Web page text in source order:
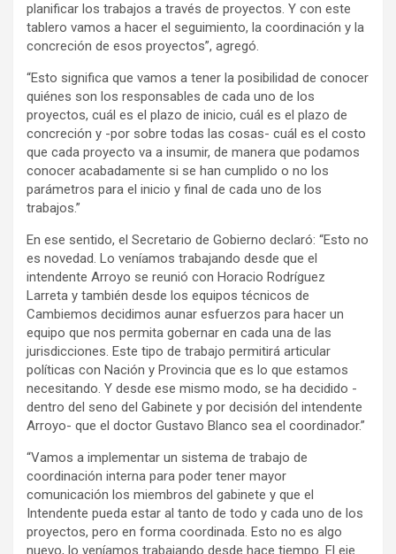
planificar los trabajos a través de proyectos. Y con este
tablero vamos a hacer el seguimiento, la coordinación y la
concreción de esos proyectos”, agregó.
“Esto significa que vamos a tener la posibilidad de conocer
quiénes son los responsables de cada uno de los
proyectos, cuál es el plazo de inicio, cuál es el plazo de
concreción y -por sobre todas las cosas- cuál es el costo
que cada proyecto va a insumir, de manera que podamos
conocer acabadamente si se han cumplido o no los
parámetros para el inicio y final de cada uno de los
trabajos.”
En ese sentido, el Secretario de Gobierno declaró: “Esto no
es novedad. Lo veníamos trabajando desde que el
intendente Arroyo se reunió con Horacio Rodríguez
Larreta y también desde los equipos técnicos de
Cambiemos decidimos aunar esfuerzos para hacer un
equipo que nos permita gobernar en cada una de las
jurisdicciones. Este tipo de trabajo permitirá articular
políticas con Nación y Provincia que es lo que estamos
necesitando. Y desde ese mismo modo, se ha decidido -
dentro del seno del Gabinete y por decisión del intendente
Arroyo- que el doctor Gustavo Blanco sea el coordinador.”
“Vamos a implementar un sistema de trabajo de
coordinación interna para poder tener mayor
comunicación los miembros del gabinete y que el
Intendente pueda estar al tanto de todo y cada uno de los
proyectos, pero en forma coordinada. Esto no es algo
nuevo, lo veníamos trabajando desde hace tiempo. El eje